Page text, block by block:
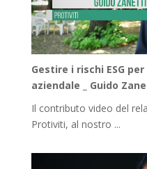
Gestire i rischi ESG
aziendale _ Guido
Il contributo video del
Protiviti, al nostro ...